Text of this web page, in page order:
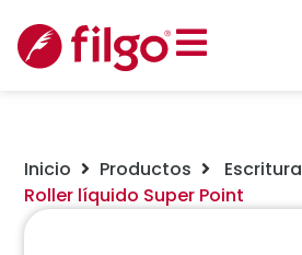
Inicio Productos
Escritura
Roller líquido Super Point